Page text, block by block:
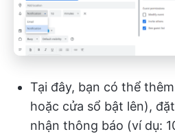
Tại đây, bạn có thể
hoặc cửa sổ bật lên),
nhận thông báo (ví dụ: